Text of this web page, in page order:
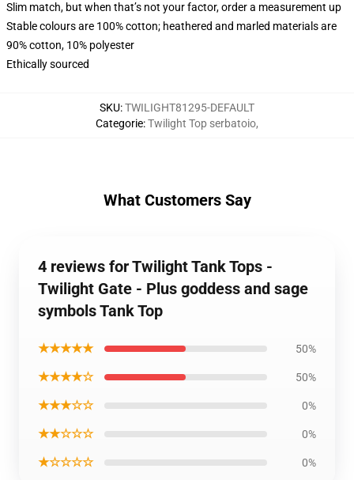
Slim match, but when that’s not your factor, order a measurement up
Stable colours are 100% cotton; heathered and marled materials are
90% cotton, 10% polyester
Ethically sourced
SKU:TWILIGHT81295-DEFAULT
Categorie:Twilight Top serbatoio,
What Customers Say
4 reviews for Twilight Tank Tops -
Twilight Gate - Plus goddess and sage
symbols Tank Top
★★★★★ 50%
★★★★☆ 50%
★★★☆☆ 0%
★★☆☆☆ 0%
★☆☆☆☆ 0%